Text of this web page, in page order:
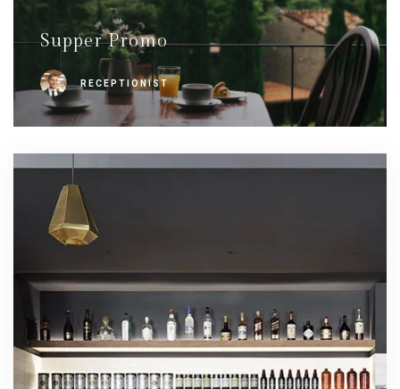
Supper Promo
RECEPTIONIST